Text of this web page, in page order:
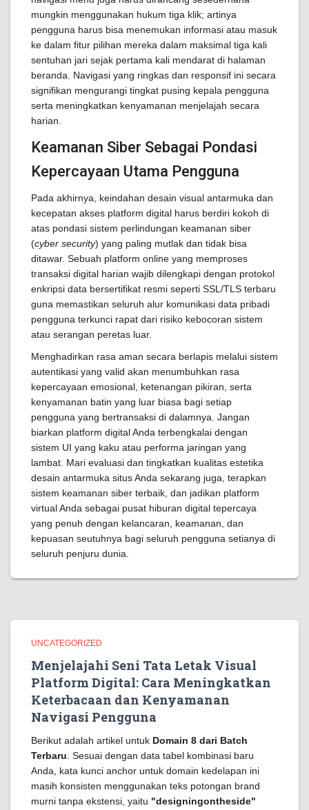
mungkin menggunakan hukum tiga klik; artinya
pengguna harus bisa menemukan informasi atau masuk
ke dalam fitur pilihan mereka dalam maksimal tiga kali
sentuhan jari sejak pertama kali mendarat di halaman
beranda. Navigasi yang ringkas dan responsif ini secara
signifikan mengurangi tingkat pusing kepala pengguna
serta meningkatkan kenyamanan menjelajah secara
harian.
Keamanan Siber Sebagai Pondasi
Kepercayaan Utama Pengguna
Pada akhirnya, keindahan desain visual antarmuka dan
kecepatan akses platform digital harus berdiri kokoh di
atas pondasi sistem perlindungan keamanan siber
(cyber security) yang paling mutlak dan tidak bisa
ditawar. Sebuah platform online yang memproses
transaksi digital harian wajib dilengkapi dengan protokol
enkripsi data bersertifikat resmi seperti SSL/TLS terbaru
guna memastikan seluruh alur komunikasi data pribadi
pengguna terkunci rapat dari risiko kebocoran sistem
atau serangan peretas luar.
Menghadirkan rasa aman secara berlapis melalui sistem
autentikasi yang valid akan menumbuhkan rasa
kepercayaan emosional, ketenangan pikiran, serta
kenyamanan batin yang luar biasa bagi setiap
pengguna yang bertransaksi di dalamnya. Jangan
biarkan platform digital Anda terbengkalai dengan
sistem UI yang kaku atau performa jaringan yang
lambat. Mari evaluasi dan tingkatkan kualitas estetika
desain antarmuka situs Anda sekarang juga, terapkan
sistem keamanan siber terbaik, dan jadikan platform
virtual Anda sebagai pusat hiburan digital tepercaya
yang penuh dengan kelancaran, keamanan, dan
kepuasan seutuhnya bagi seluruh pengguna setianya di
seluruh penjuru dunia.
UNCATEGORIZED
Menjelajahi Seni Tata Letak Visual
Platform Digital: Cara Meningkatkan
Keterbacaan dan Kenyamanan
Navigasi Pengguna
Berikut adalah artikel untuk Domain 8 dari Batch
Terbaru . Sesuai dengan data tabel kombinasi baru
Anda, kata kunci anchor untuk domain kedelapan ini
masih konsisten menggunakan teks potongan brand
murni tanpa ekstensi, yaitu "designingontheside"